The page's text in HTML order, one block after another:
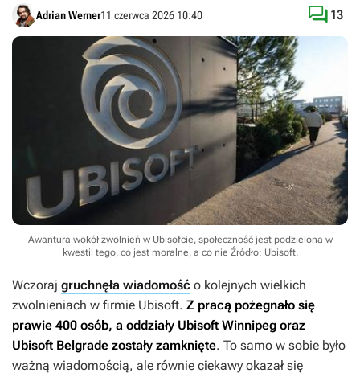
Adrian Werner11 czerwca 2026 10:40  13
Awantura wokół zwolnień w Ubisofcie, społeczność jest podzielona w
kwestii tego, co jest moralne, a co nie Źródło: Ubisoft.
Wczoraj gruchnęła wiadomość o kolejnych wielkich
zwolnieniach w firmie Ubisoft. Z pracą pożegnało się
prawie 400 osób, a oddziały Ubisoft Winnipeg oraz
Ubisoft Belgrade zostały zamknięte. To samo w sobie było
ważną wiadomością, ale równie ciekawy okazał się